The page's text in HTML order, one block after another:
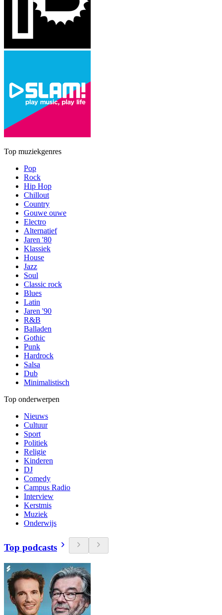
Top muziekgenres
Pop
Rock
Hip Hop
Chillout
Country
Gouwe ouwe
Electro
Alternatief
Jaren '80
Klassiek
House
Jazz
Soul
Classic rock
Blues
Latin
Jaren '90
R&B
Balladen
Gothic
Punk
Hardrock
Salsa
Dub
Minimalistisch
Top onderwerpen
Nieuws
Cultuur
Sport
Politiek
Religie
Kinderen
DJ
Comedy
Campus Radio
Interview
Kerstmis
Muziek
Onderwijs
Top podcasts